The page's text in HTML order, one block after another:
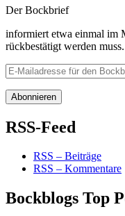
Der Bockbrief
informiert etwa einmal im
rückbestätigt werden
RSS-Feed
RSS – Beiträge
RSS – Kommentare
Bockblogs Top